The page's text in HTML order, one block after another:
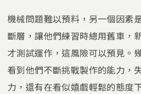
機械問題難以預料，另一個因素
斷層，讓他們練習時總用舊車，
才測試運作，這風險可以預見。
看到他們不斷挑戰製作的能力，
力，還有在看似嬉戲輕鬆的態度